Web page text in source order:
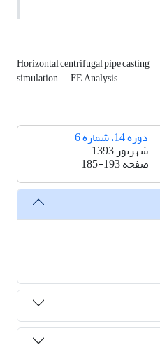
Horizontal centrifugal pipe casting
simulation FE Analysis
دوره 14، شماره 6
شهریور 1393
صفحه185-193